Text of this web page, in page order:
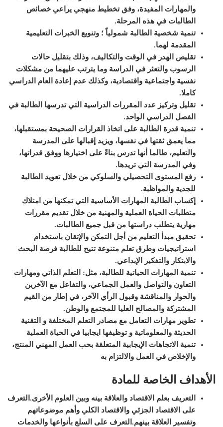
والمهارات المفيدة، وفق تخطيط منهجي يراعي خصائص
الطالبات في هذه المرحلة.
تنمية شخصية الطالبة شمولياً ؛ وتنويع الخبرات التعليمية
المقدمة لهما.
تقليص الهدر في الوقت والتكاليف، وذلك بتقليل حالات
الرسوب والتعثر في الدراسة وما يترتب عليهما من مشكلات
نفسية واجتماعية واقتصادية، وكذلك عدم إعادة العام الدراسي
كاملا.
تقليل وتركيز عدد المقررات الدراسية التي تدرسها الطالبة في
الفصل الدراسي الواحد.
تنمية قدرة الطالبة على اتخاذ القرارات الصحيحة بمستقبلها،
مما يعمق ثقتها في نفسها، ويزيد إقبالها على المدرسة
والتعليم، طالما أنها تدرس بناءً على اختيارها ووفق قدراتها،
وفي المدرسة التي تريدها.
رفع المستوى التحصيلي والسلوكي من خلال تعويد الطالبة
للجدية والمواظبة.
إكساب الطالبة المهارات الأساسية التي تمكنها من امتلاك
متطلبات الحياة العملية والمهنية من خلال تقديم مقررات
مهارية يتطلب دراستها من قبل جميع الطالبات.
تحقيق مبدأ التعليم من أجل التمكن والإتقان باستخدام
استراتيجيات وطرق تعلم متنوعة تتيح للطالبة فرصة البحث
والابتكار والتفكير الإبداعي.
تنمية المهارات الحياتية للطالبة، مثل: التعلم الذاتي ومهارات
التعاون والتواصل والعمل الجماعي، والتفاعل مع الآخرين
والحوار والمناقشة وقبول الرأي الآخر، في إطار من القيم
المشتركة والمصالح العليا للمجتمع والوطن.
تطوير مهارات التعامل مع مصادر التعلم المختلفة و التقنية
الحديثة والمعلوماتية و توظيفها ايجابيا في الحياة العملية
تنمية الاتجاهات الإيجابية المتعلقة بحب العمل المهني المنتج،
والإخلاص في العمل والالتزام به
الأهداف الخاصة للمادة
التعريف بعلم الاقتصاد والعلاقة بينه وبين العلوم الأخرى. التعرف
على الاقتصاد الجزئي والاقتصاد الكلي وأهم موضوعاتهم
وتفسير العلاقة بينهم. التعرف على السلع بأنواعها والخدمات